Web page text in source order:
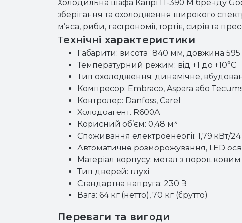
Холодильна шафа Капрі П-390 М бренду
зберігання та охолодження широкого
м’яса, риби, гастрономії, тортів, сирів та
Технічні характеристики
Габарити: висота 1840 мм, довжина
Температурний режим: від +1 до +10°C
Тип охолодження: динамічне,
Компресор: Embraco, Aspera або
Контролер: Danfoss, Carel
Холодоагент: R600A
Корисний об’єм: 0,48 м³
Споживання електроенергії: 1,79 кВт/
Автоматичне розморожування, LED
Матеріал корпусу: метал з
Тип дверей: глухі
Стандартна напруга: 230 В
Вага: 64 кг (нетто), 70 кг (брутто)
Переваги та вигоди